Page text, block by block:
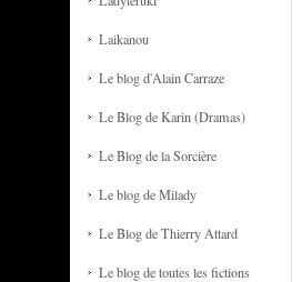
Laikanou
Le blog d'Alain Carraze
Le Blog de Karin (Dramas)
Le Blog de la Sorcière
Le blog de Milady
Le Blog de Thierry Attard
Le blog de toutes les fictions